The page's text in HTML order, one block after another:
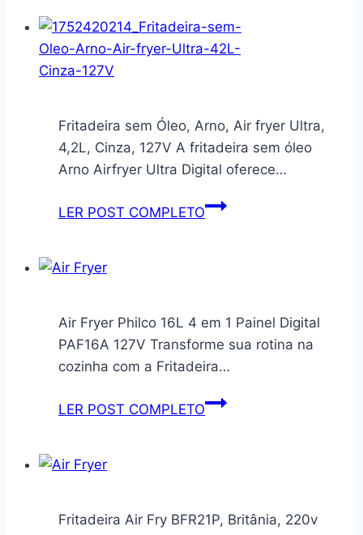
Forma
Descartável
Papel
Quadrada
Antiaderente
Protetor
Para
Sem
20cm
Todas
Fritadeira sem Óleo, Arno, Air fryer Ultra,
4,2L, Cinza, 127V A fritadeira sem óleo
Arno Airfryer Ultra Digital oferece…
LER POST COMPLETOFritadeira
fryer
4,2L,
127V
Air Fryer Philco 16L 4 em 1 Painel Digital
PAF16A 127V Transforme sua rotina na
cozinha com a Fritadeira…
LER POST COMPLETOAir
em
Fritadeira Air Fry BFR21P, Britânia, 220v